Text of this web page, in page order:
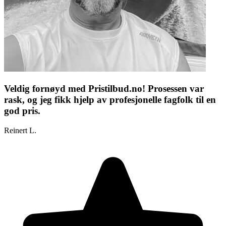
Veldig fornøyd med Pristilbud.no! Prosessen var
rask, og jeg fikk hjelp av profesjonelle fagfolk til en
god pris.
Reinert L.